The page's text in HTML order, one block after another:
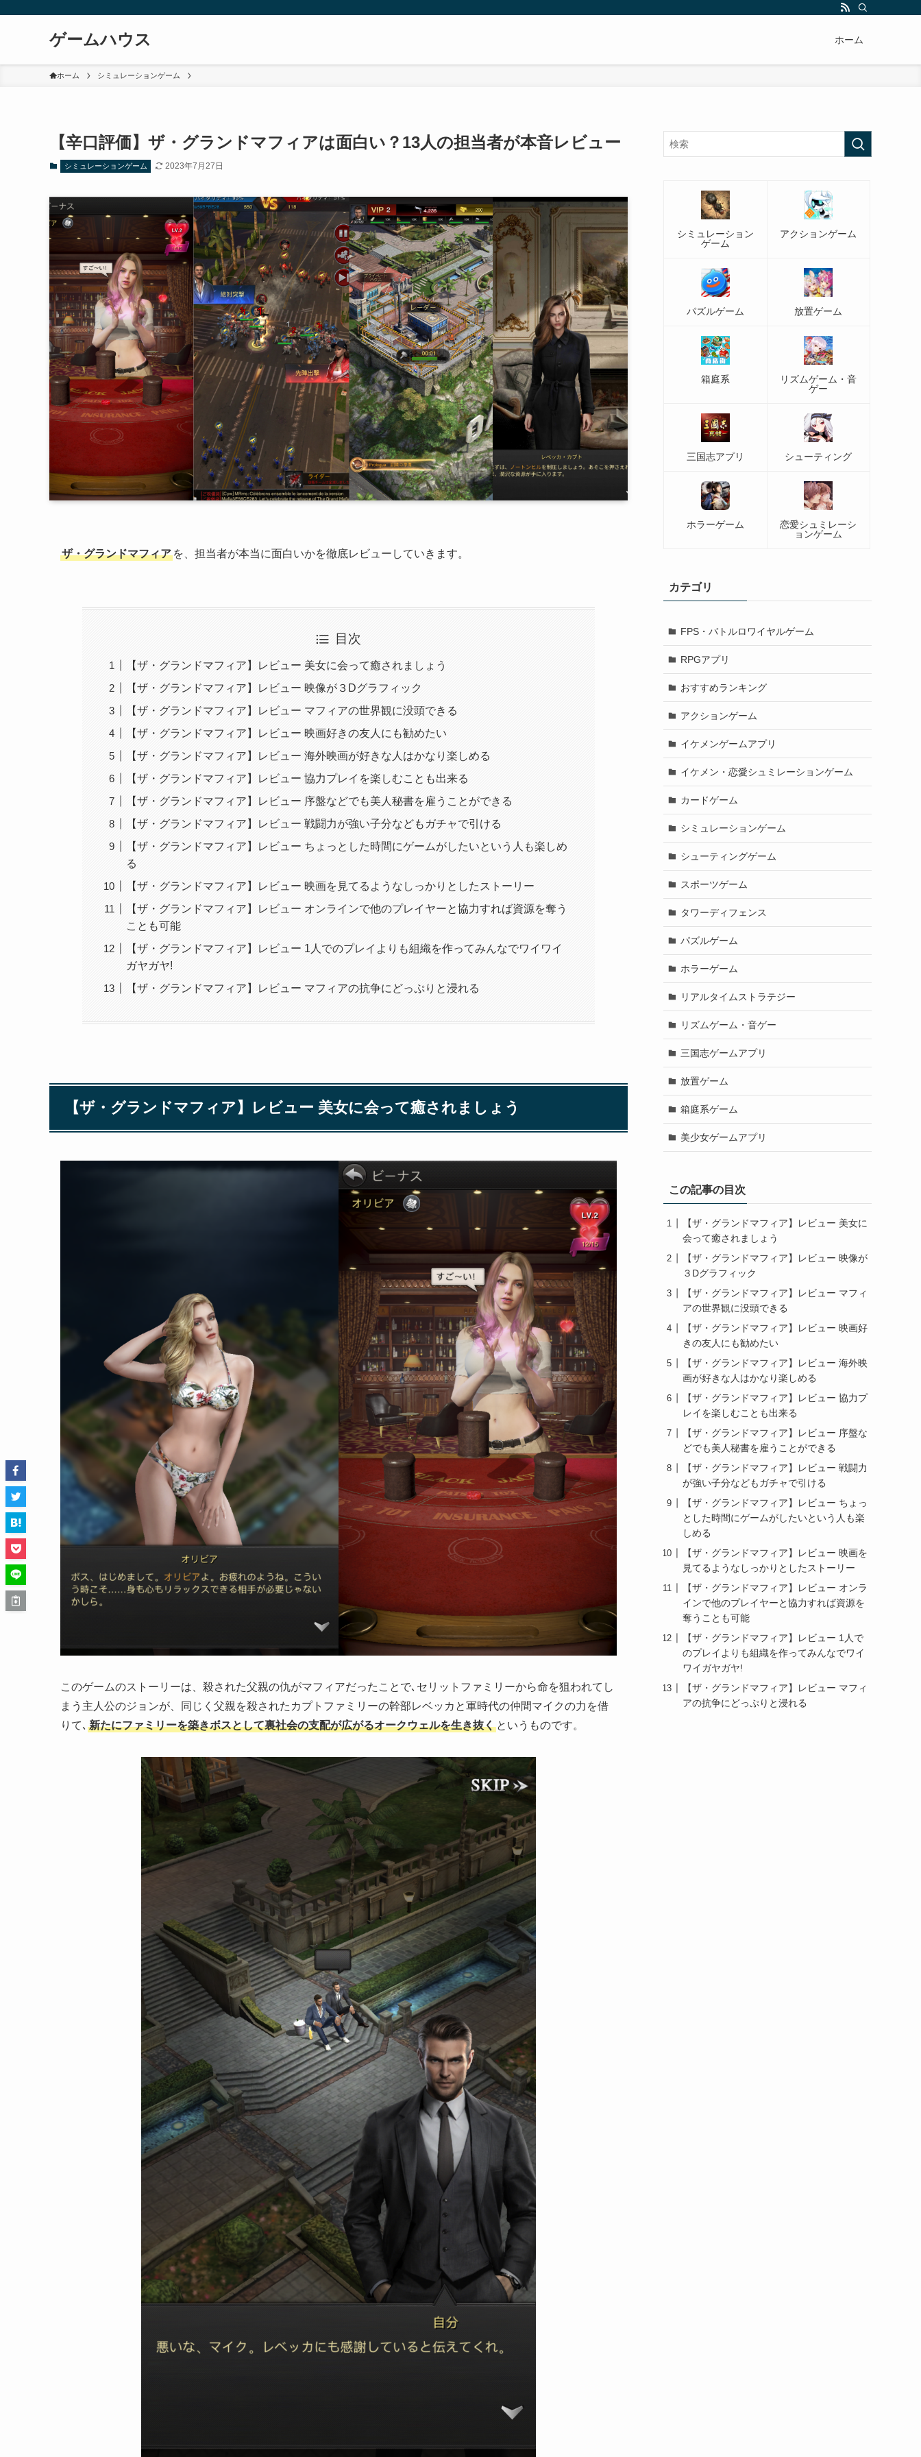
ゲームハウス ホーム
ホーム シミュレーションゲーム
【辛口評価】ザ・グランドマフィアは面白い？13人の担当者が本音レビュー
シミュレーションゲーム 2023年7月27日
ザ・グランドマフィア を、担当者が本当に面白いかを徹底レビューしていきます。
目次
【ザ・グランドマフィア】レビュー 美女に会って癒されましょう
【ザ・グランドマフィア】レビュー 映像が３Dグラフィック
【ザ・グランドマフィア】レビュー マフィアの世界観に没頭できる
【ザ・グランドマフィア】レビュー 映画好きの友人にも勧めたい
【ザ・グランドマフィア】レビュー 海外映画が好きな人はかなり楽しめる
【ザ・グランドマフィア】レビュー 協力プレイを楽しむことも出来る
【ザ・グランドマフィア】レビュー 序盤などでも美人秘書を雇うことができる
【ザ・グランドマフィア】レビュー 戦闘力が強い子分などもガチャで引ける
【ザ・グランドマフィア】レビュー ちょっとした時間にゲームがしたいという人も楽しめ
る
【ザ・グランドマフィア】レビュー 映画を見てるようなしっかりとしたストーリー
【ザ・グランドマフィア】レビュー オンラインで他のプレイヤーと協力すれば資源を奪う
ことも可能
【ザ・グランドマフィア】レビュー 1人でのプレイよりも組織を作ってみんなでワイワイ
ガヤガヤ!
【ザ・グランドマフィア】レビュー マフィアの抗争にどっぷりと浸れる
【ザ・グランドマフィア】レビュー 美女に会って癒されましょう
このゲームのストーリーは、殺された父親の仇がマフィアだったことで､セリットファミリーから命を狙われてし
まう主人公のジョンが、同じく父親を殺されたカプトファミリーの幹部レベッカと軍時代の仲間マイクの力を借
りて､ 新たにファミリーを築きボスとして裏社会の支配が広がるオークウェルを生き抜く というものです。
シミュレーション
ゲーム
アクションゲーム
パズルゲーム 放置ゲーム
箱庭系
リズムゲーム・音
ゲー
三国志アプリ シューティング
ホラーゲーム
恋愛シュミレーシ
ョンゲーム
カテゴリ
FPS・バトルロワイヤルゲーム
RPGアプリ
おすすめランキング
アクションゲーム
イケメンゲームアプリ
イケメン・恋愛シュミレーションゲーム
カードゲーム
シミュレーションゲーム
シューティングゲーム
スポーツゲーム
タワーディフェンス
パズルゲーム
ホラーゲーム
リアルタイムストラテジー
リズムゲーム・音ゲー
三国志ゲームアプリ
放置ゲーム
箱庭系ゲーム
美少女ゲームアプリ
この記事の目次
【ザ・グランドマフィア】レビュー 美女に
会って癒されましょう
【ザ・グランドマフィア】レビュー 映像が
３Dグラフィック
【ザ・グランドマフィア】レビュー マフィ
アの世界観に没頭できる
【ザ・グランドマフィア】レビュー 映画好
きの友人にも勧めたい
【ザ・グランドマフィア】レビュー 海外映
画が好きな人はかなり楽しめる
【ザ・グランドマフィア】レビュー 協力プ
レイを楽しむことも出来る
【ザ・グランドマフィア】レビュー 序盤な
どでも美人秘書を雇うことができる
【ザ・グランドマフィア】レビュー 戦闘力
が強い子分などもガチャで引ける
【ザ・グランドマフィア】レビュー ちょっ
とした時間にゲームがしたいという人も楽
しめる
【ザ・グランドマフィア】レビュー 映画を
見てるようなしっかりとしたストーリー
【ザ・グランドマフィア】レビュー オンラ
インで他のプレイヤーと協力すれば資源を
奪うことも可能
【ザ・グランドマフィア】レビュー 1人で
のプレイよりも組織を作ってみんなでワイ
ワイガヤガヤ!
【ザ・グランドマフィア】レビュー マフィ
アの抗争にどっぷりと浸れる